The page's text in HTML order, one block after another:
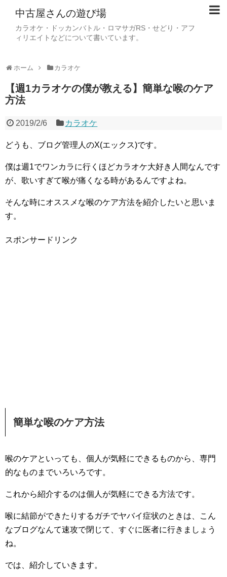
中古屋さんの遊び場
カラオケ・ドッカンバトル・ロマサガRS・せどり・アフ
ィリエイトなどについて書いています。
ホーム カラオケ
【週1カラオケの僕が教える】簡単な喉のケア
方法
2019/2/6 カラオケ
どうも、ブログ管理人のX(エックス)です。
僕は週1でワンカラに行くほどカラオケ大好き人間なんです
が、歌いすぎて喉が痛くなる時があるんですよね。
そんな時にオススメな喉のケア方法を紹介したいと思いま
す。
スポンサードリンク
簡単な喉のケア方法
喉のケアといっても、個人が気軽にできるものから、専門
的なものまでいろいろです。
これから紹介するのは個人が気軽にできる方法です。
喉に結節ができたりするガチでヤバイ症状のときは、こん
なブログなんて速攻で閉じて、すぐに医者に行きましょう
ね。
では、紹介していきます。